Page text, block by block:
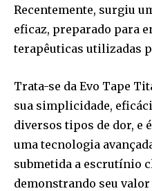
Recentemente, surgiu
eficaz, preparado para
terapêuticas utilizadas
Trata-se da Evo Tape
sua simplicidade,
diversos tipos de dor, e
uma tecnologia
submetida a escrutínio
demonstrando seu